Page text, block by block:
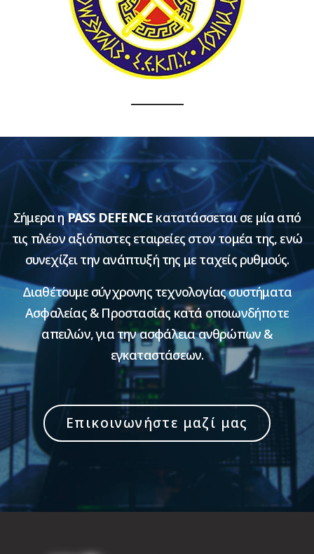
Σήμερα ηPASS DEFENCE κατατάσσεται σε μία από
τις πλέον αξιόπιστες εταιρείες στον τομέα της, ενώ
συνεχίζει την ανάπτυξή της με ταχείς ρυθμούς.
Διαθέτουμε σύγχρονης τεχνολογίας συστήματα
Ασφαλείας & Προστασίας κατά οποιωνδήποτε
απειλών, για την ασφάλεια ανθρώπων &
εγκαταστάσεων.
Επικοινωνήστε μαζί μας